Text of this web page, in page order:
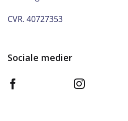
CVR. 40727353
Sociale medier